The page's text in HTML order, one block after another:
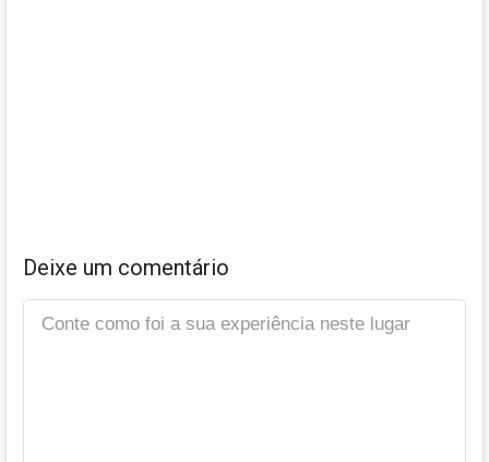
Deixe um comentário